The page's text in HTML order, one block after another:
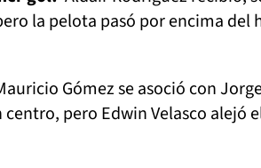
la pelota pasó por encima del
Gómez se asoció con
pero Edwin Velasco alejó